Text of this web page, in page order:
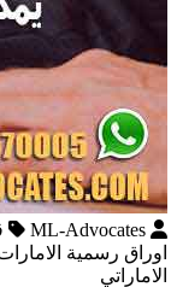
ML-Advocates
اوراق رسمية
الاماراتي